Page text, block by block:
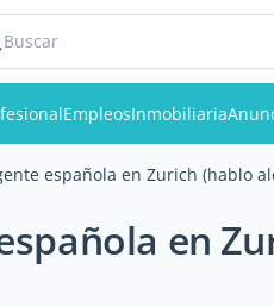
Buscar
EmpleosInmobiliaria
española en Zurich (hablo
en